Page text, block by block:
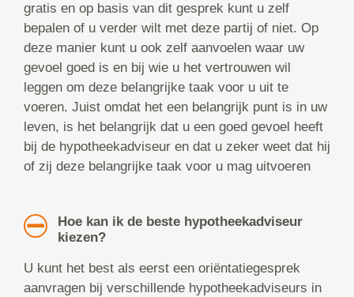
gratis en op basis van dit gesprek kunt u zelf
bepalen of u verder wilt met deze partij of niet. Op
deze manier kunt u ook zelf aanvoelen waar uw
gevoel goed is en bij wie u het vertrouwen wil
leggen om deze belangrijke taak voor u uit te
voeren. Juist omdat het een belangrijk punt is in uw
leven, is het belangrijk dat u een goed gevoel heeft
bij de hypotheekadviseur en dat u zeker weet dat hij
of zij deze belangrijke taak voor u mag uitvoeren
Hoe kan ik de beste hypotheekadviseur
kiezen?
U kunt het best als eerst een oriëntatiegesprek
aanvragen bij verschillende hypotheekadviseurs in